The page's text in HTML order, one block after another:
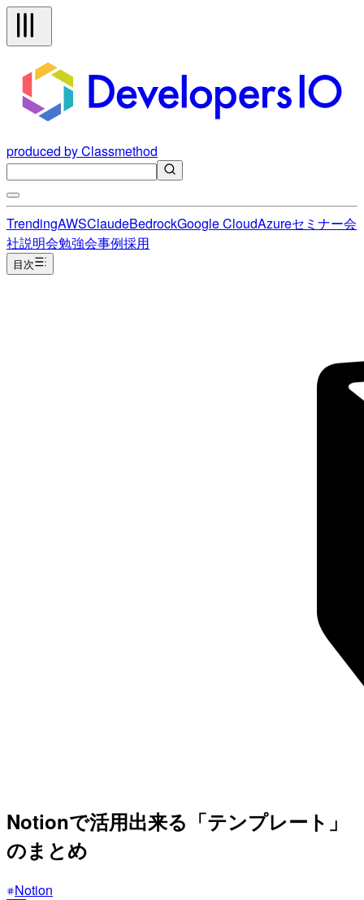
produced by Classmethod
TrendingAWSClaudeBedrockGoogle CloudAzureセミナー会
社説明会勉強会事例採用
目次
Notionで活用出来る「テンプレート」
のまとめ
Notion